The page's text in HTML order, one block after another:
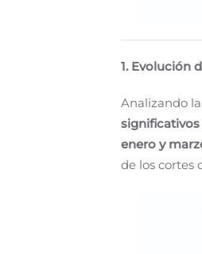
1. Evolución
Analizando
significativos
enero y
de los cortes